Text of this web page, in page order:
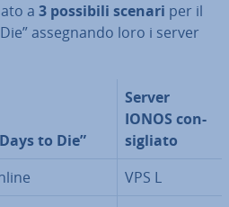
a 3 possibili scenari per il
as­se­gnan­do loro i server
to Die”
Server
IONOS con­
si­glia­to
VPS L